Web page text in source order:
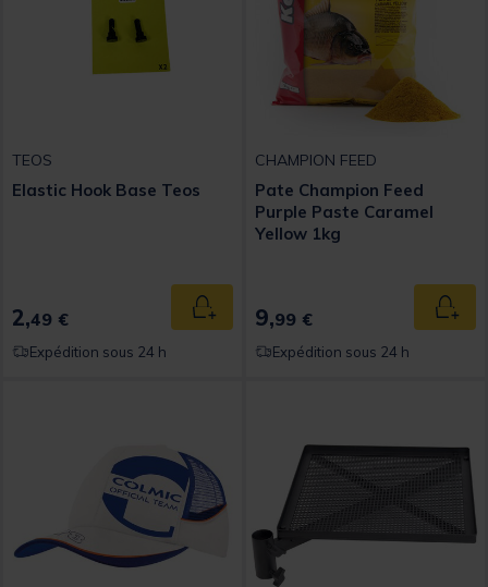
TEOS
Elastic Hook Base Teos
2,49 € Ajouter au panier
Expédition sous 24 h
CHAMPION FEED
Pate Champion Feed
Purple Paste Caramel
Yellow 1kg
9,99 €
Expédition sous 24 h